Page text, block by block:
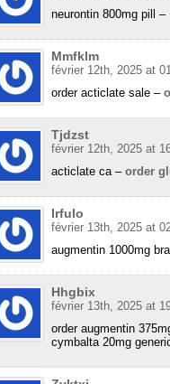
neurontin 800mg pill –
Mmfklm
février 12th, 2025 at
order acticlate sale –
Tjdzst
février 12th, 2025 at
acticlate ca – order
Irfulo
février 13th, 2025 at
augmentin 1000mg
Hhgbix
février 13th, 2025 at
order augmentin
cymbalta 20mg